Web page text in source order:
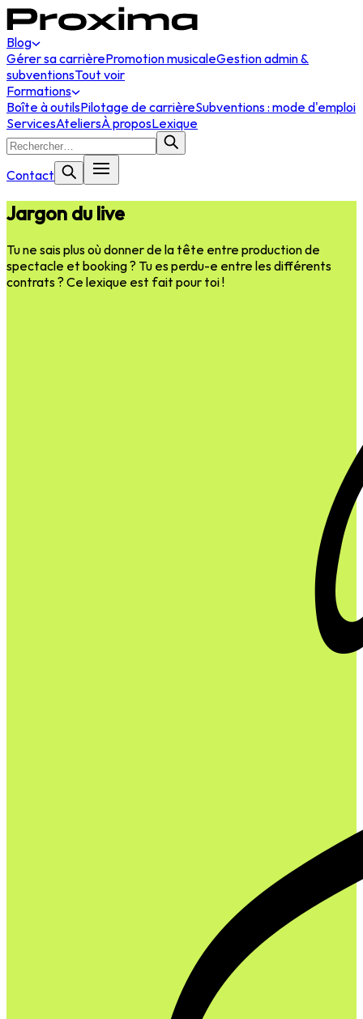
Blog
Gérer sa carrièrePromotion musicaleGestion admin &
subventionsTout voir
Formations
Boîte à outilsPilotage de carrièreSubventions : mode d'emploi
ServicesAteliersÀ proposLexique
Contact
Jargon du live
Tu ne sais plus où donner de la tête entre production de
spectacle et booking ? Tu es perdu-e entre les différents
contrats ? Ce lexique est fait pour toi !